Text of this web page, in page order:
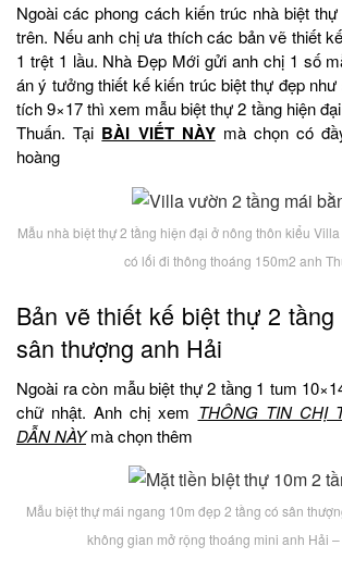
Ngoài các phong cách kiến trúc nhà biệt
trên. Nếu anh chị ưa thích các bản vẽ thiết
1 trệt 1 lầu. Nhà Đẹp Mới gửi anh chị 1 số
án ý tưởng thiết kế kiến trúc biệt thự đẹp
tích 9×17 thì xem mẫu biệt thự 2 tầng hiện
Thuấn. Tại BÀI VIẾT NÀYmà chọn có
hoàng
Mẫu nhà biệt thự 2 tầng hiện đại ở nông thôn kiểu
có lối đi thông thoáng 150m2 anh
Bản vẽ thiết kế biệt thự 2
sân thượng anh Hải
Ngoài ra còn mẫu biệt thự 2 tầng 1 tum
chữ nhật. Anh chị xem THÔNG TIN CHỊ
DẪN NÀYmà chọn thêm
Mẫu biệt thự mái ngang 10m đẹp 2 tầng có sân
không gian mở rộng thoáng mini anh Hải